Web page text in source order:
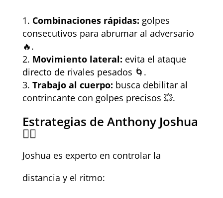
Combinaciones rápidas: golpes
consecutivos para abrumar al adversario
🔥.
Movimiento lateral: evita el ataque
directo de rivales pesados 🌀.
Trabajo al cuerpo: busca debilitar al
contrincante con golpes precisos 💥.
Estrategias de Anthony Joshua
🏋️‍♂️
Joshua es experto en controlar la
distancia y el ritmo: